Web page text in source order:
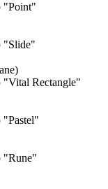
"Point"
"Slide"
Rectangle"
"Rune"